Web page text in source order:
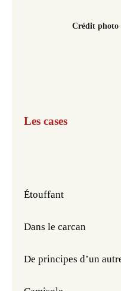
Crédit photo
Les cases
Étouffant
Dans le carcan
De principes d’un